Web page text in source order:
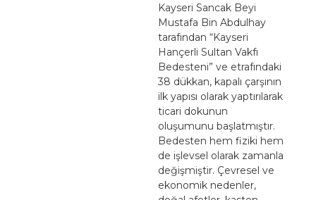
Kayseri Sancak Beyi
Mustafa Bin Abdulhay
tarafından “Kayseri
Hançerli Sultan Vakfı
Bedesteni” ve etrafındaki
38 dükkan, kapalı çarşının
ilk yapısı olarak yaptırılarak
ticari dokunun
oluşumunu başlatmıştır.
Bedesten hem fiziki hem
de işlevsel olarak zamanla
değişmiştir. Çevresel ve
ekonomik nedenler,